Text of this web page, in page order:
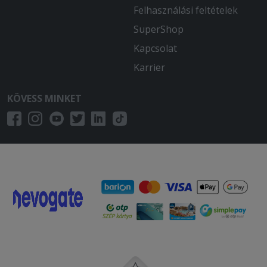
Sziasztok azzal nem lett volna gond
de hogy eltelik egy óra ès utána hív fel
nagyon finom sajttorta helyette azért
egy kakaós ,nutellás palacsinta is jobb
lett volna vagy gesztenye pürè ami egy
sztornózza le ami hivatalos oh
bezártunk èrtem az íz -1 bocsánat soha
nem írtam vèlemènyt de kritikán aluli
Felhasználási feltételek
SuperShop
Kapcsolat
Karrier
KÖVESS MINKET